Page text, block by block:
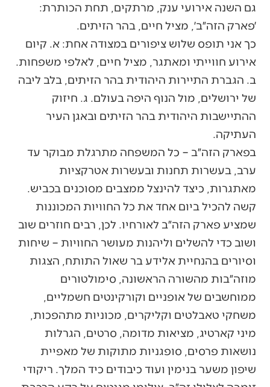
גם השנה אירועי ענק, מרתקים, תחת הכותרת:
׳פארק הזה״ב׳, מציל חיים, בהר הזיתים.
כך אני תופס שלוש ציפורים במצודה אחת: א. קיום
אירוע חווייתי ומאתגר, מציל חיים, לאלפי משפחות.
ב. הגברת התיירות היהודית בהר הזיתים, בלב ליבה
של ירושלים, מול הנוף היפה בעולם. ג. חיזוק
ההתיישבות היהודית בהר הזיתים ובאגן העיר
העתיקה.
בפארק הזה״ב – כל המשפחה מתרגלת מבוקר עד
ערב, בעשרות תחנות ובעשרות אטרקציות
מאתגרות, כיצד להינצל ממצבים מסוכנים בכביש.
קשה להכיל ביום אחד את כל החוויות המכוננות
שמציע פארק הזה״ב לאורחיו. לכן, רבים חוזרים שוב
ושוב כדי להשלים וליהנות מעושר החוויות – שיחות
וסיורים בהנחיית אלידע בר שאול התותח, הצגות
מוזה״בות מהשורה הראשונה, סימולטורים
ממוחשבים של אופניים וקורקינטים חשמליים,
משחקי טאבלטים וקליקרים, מכוניות מתהפכות,
מיני קארטיג, מציאות מדומה, סרטים, הגרלות
נושאות פרסים, סופגניות מתוקות של מאפיית
שיפון משער בנימין ועוד כיבודים כיד המלך. ריקודי